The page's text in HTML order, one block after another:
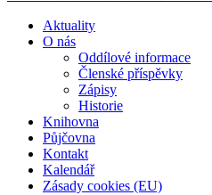
Aktuality
O nás
Oddílové informace
Členské příspěvky
Zápisy
Historie
Knihovna
Půjčovna
Kontakt
Kalendář
Zásady cookies (EU)